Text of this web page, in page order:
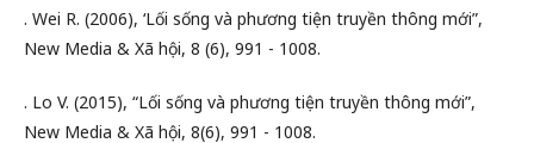
. Wei R. (2006), ‘Lối sống và phương tiện truyền thông mới”,
New Media & Xã hội, 8 (6), 991 - 1008.
. Lo V. (2015), “Lối sống và phương tiện truyền thông mới”,
New Media & Xã hội, 8(6), 991 - 1008.